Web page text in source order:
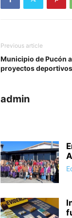
Previous article
Municipio de Pucón
proyectos
admin